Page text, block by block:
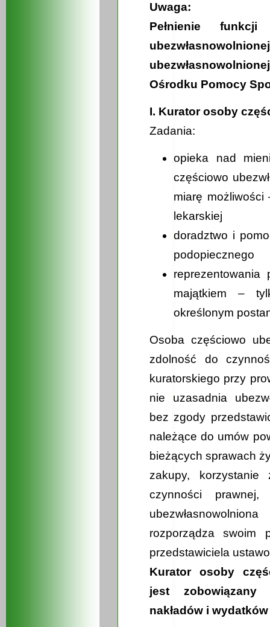
Uwaga:
Pełnienie
Ośrodku Pomocy
I. Kurator osoby
Zadania:
opieka nad
częściowo
miarę
lekarskiej
doradztwo i
podopiecznego
reprezentowania
majątkiem –
określonym
Osoba częściowo
zdolność do
kuratorskiego przy
nie uzasadnia
bez zgody
należące do umów
bieżących sprawach
zakupy,
czynności
rozporządza swoim
przedstawiciela
Kurator osoby
jest zobowiązany
nakładów i